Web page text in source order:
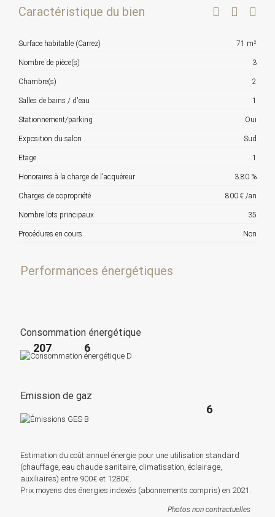
Caractéristique du bien
Surface habitable (Carrez) 71 m²
Nombre de pièce(s) 3
Chambre(s) 2
Salles de bains / d'eau 1
Stationnement/parking Oui
Exposition du salon Sud
Etage 1
Honoraires à la charge de l'acquéreur 3.80 %
Charges de copropriété 800 € /an
Nombre lots principaux 35
Procédures en cours Non
Performances énergétiques
Consommation énergétique
207 6
Emission de gaz
6
Estimation du coût annuel énergie pour une utilisation standard
(chauffage, eau chaude sanitaire, climatisation, éclairage,
auxiliaires) entre 900€ et 1280€.
Prix moyens des énergies indexés (abonnements compris) en 2021.
Photos non contractuelles